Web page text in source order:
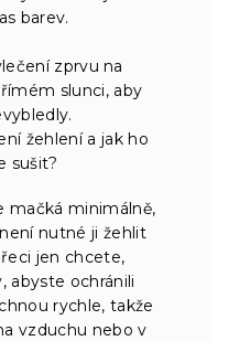
barev.
zprvu na
slunci, aby
žehlení a jak ho
sušit?
mačká minimálně,
nutné ji žehlit
jen chcete,
abyste ochránili
rychle, takže
vzduchu nebo v